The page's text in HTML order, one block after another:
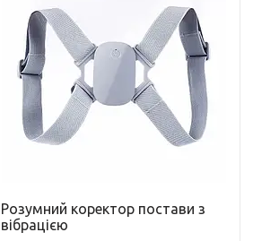
Розумний коректор постави з
вібрацією